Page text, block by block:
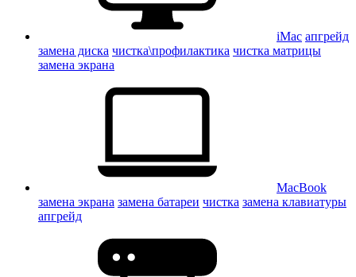
iMac апгрейд
замена диска чистка\профилактика чистка матрицы
замена экрана
MacBook
замена экрана замена батареи чистка замена клавиатуры
апгрейд